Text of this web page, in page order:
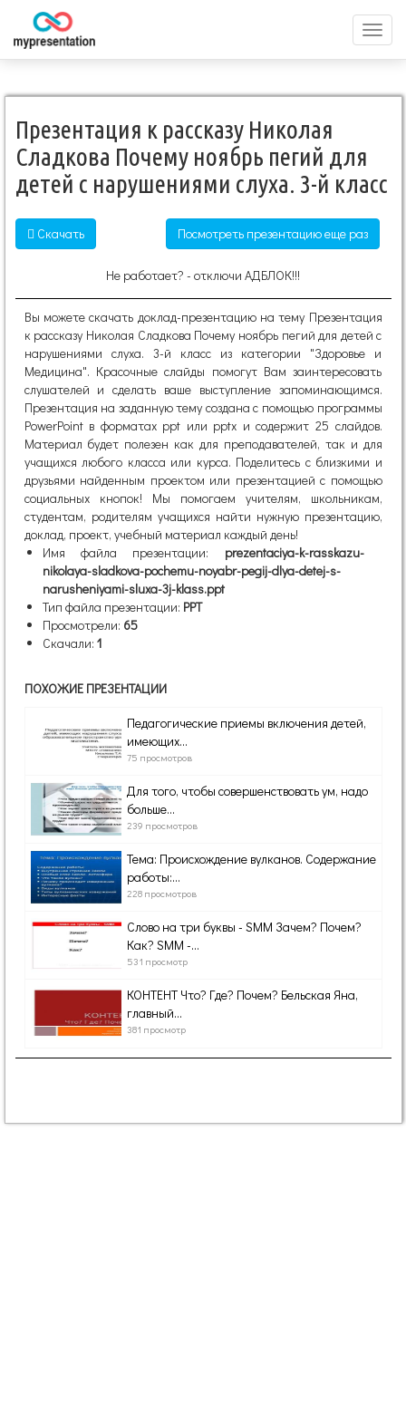
меню
Презентация к рассказу Николая
Сладкова Почему ноябрь пегий для
детей с нарушениями слуха. 3-й класс
Скачать Посмотреть презентацию еще раз
Не работает? - отключи АДБЛОК!!!
Вы можете скачать доклад-презентацию на тему Презентация
к рассказу Николая Сладкова Почему ноябрь пегий для детей с
нарушениями слуха. 3-й класс из категории "Здоровье и
Медицина". Красочные слайды помогут Вам заинтересовать
слушателей и сделать ваше выступление запоминающимся.
Презентация на заданную тему создана с помощью программы
PowerPoint в форматах ppt или pptx и содержит 25 слайдов.
Материал будет полезен как для преподавателей, так и для
учащихся любого класса или курса. Поделитесь с близкими и
друзьями найденным проектом или презентацией с помощью
социальных кнопок! Мы помогаем учителям, школьникам,
студентам, родителям учащихся найти нужную презентацию,
доклад, проект, учебный материал каждый день!
Имя файла презентации: prezentaciya-k-rasskazu-
nikolaya-sladkova-pochemu-noyabr-pegij-dlya-detej-s-
narusheniyami-sluxa-3j-klass.ppt
Тип файла презентации: PPT
Просмотрели: 65
Скачали: 1
ПОХОЖИЕ ПРЕЗЕНТАЦИИ
Педагогические приемы включения детей,
имеющих...
75 просмотров
Для того, чтобы совершенствовать ум, надо
больше...
239 просмотров
Тема: Происхождение вулканов. Содержание
работы:...
228 просмотров
Слово на три буквы - SMM Зачем? Почем?
Как? SMM -...
531 просмотр
КОНТЕНТ Что? Где? Почем? Бельская Яна,
главный...
381 просмотр